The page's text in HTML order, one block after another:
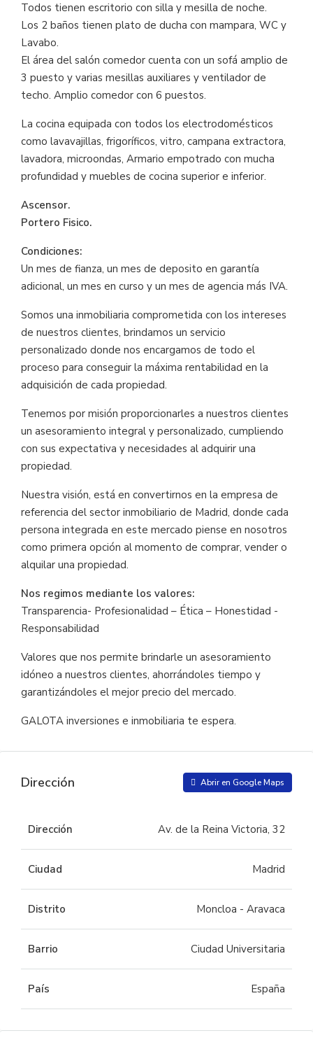
Todos tienen escritorio con silla y mesilla de noche.
Los 2 baños tienen plato de ducha con mampara, WC y
Lavabo.
El área del salón comedor cuenta con un sofá amplio de
3 puesto y varias mesillas auxiliares y ventilador de
techo. Amplio comedor con 6 puestos.
La cocina equipada con todos los electrodomésticos
como lavavajillas, frigoríficos, vitro, campana extractora,
lavadora, microondas, Armario empotrado con mucha
profundidad y muebles de cocina superior e inferior.
Ascensor.
Portero Fisico.
Condiciones:
Un mes de fianza, un mes de deposito en garantía
adicional, un mes en curso y un mes de agencia más IVA.
Somos una inmobiliaria comprometida con los intereses
de nuestros clientes, brindamos un servicio
personalizado donde nos encargamos de todo el
proceso para conseguir la máxima rentabilidad en la
adquisición de cada propiedad.
Tenemos por misión proporcionarles a nuestros clientes
un asesoramiento integral y personalizado, cumpliendo
con sus expectativa y necesidades al adquirir una
propiedad.
Nuestra visión, está en convertirnos en la empresa de
referencia del sector inmobiliario de Madrid, donde cada
persona integrada en este mercado piense en nosotros
como primera opción al momento de comprar, vender o
alquilar una propiedad.
Nos regimos mediante los valores:
Transparencia- Profesionalidad – Ética – Honestidad -
Responsabilidad
Valores que nos permite brindarle un asesoramiento
idóneo a nuestros clientes, ahorrándoles tiempo y
garantizándoles el mejor precio del mercado.
GALOTA inversiones e inmobiliaria te espera.
Dirección Abrir en Google Maps
Dirección Av. de la Reina Victoria, 32
Ciudad Madrid
Distrito Moncloa - Aravaca
Barrio Ciudad Universitaria
País España